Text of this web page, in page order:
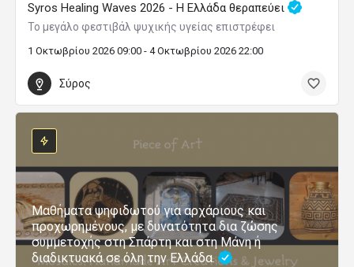
Syros Healing Waves 2026 - Η Ελλάδα θεραπεύει
Το μεγάλο φεστιβάλ ψυχικής υγείας επιστρέφει
1 Οκτωβρίου 2026 09:00 - 4 Οκτωβρίου 2026 22:00
Σύρος
Μαθήματα ψηφιδωτού για αρχάριους και
προχωρημένους, με δυνατότητα δια ζώσης
συμμετοχής στη Σπάρτη και στη Μάνη ή
διαδικτυακά σε όλη την Ελλάδα.